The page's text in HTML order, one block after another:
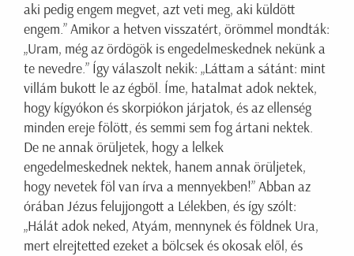
aki pedig engem megvet, azt veti meg, aki küldött
engem.” Amikor a hetven visszatért, örömmel mondták:
„Uram, még az ördögök is engedelmeskednek nekünk a
te nevedre.” Így válaszolt nekik: „Láttam a sátánt: mint
villám bukott le az égből. Íme, hatalmat adok nektek,
hogy kígyókon és skorpiókon járjatok, és az ellenség
minden ereje fölött, és semmi sem fog ártani nektek.
De ne annak örüljetek, hogy a lelkek
engedelmeskednek nektek, hanem annak örüljetek,
hogy nevetek föl van írva a mennyekben!” Abban az
órában Jézus felujjongott a Lélekben, és így szólt:
„Hálát adok neked, Atyám, mennynek és földnek Ura,
mert elrejtetted ezeket a bölcsek és okosak elől, és